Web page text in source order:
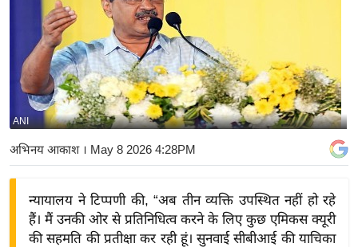
र्रा
ष्ट्री
य
बि
ज़
ने
द्यो
ANI
अभिनय आकाश। May 8 2026 4:28PM
न्यायालय ने टिप्पणी की, “अब तीन व्यक्ति उपस्थित नहीं हो रहे
हैं। मैं उनकी ओर से प्रतिनिधित्व करने के लिए कुछ एमिकस क्यूरी
की सहमति की प्रतीक्षा कर रही हूं। सुनवाई सीबीआई की याचिका